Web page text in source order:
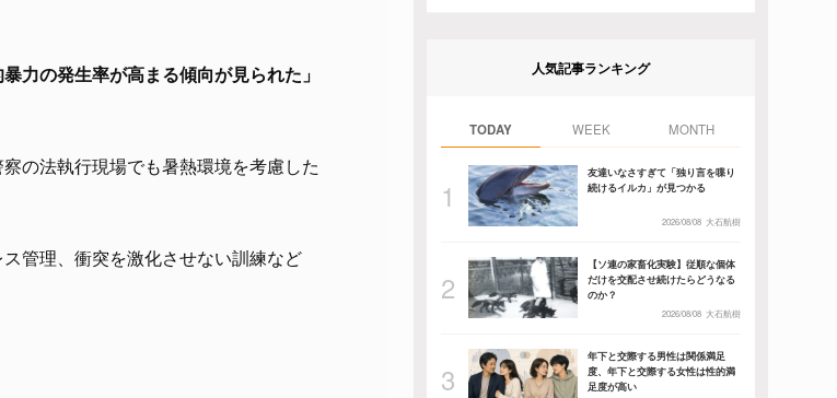
力の発生率が高まる傾向が見られた」
の法執行現場でも暑熱環境を考慮した
管理、衝突を激化させない訓練など
人気記事ランキング
TODAY WEEK MONTH
友達いなさすぎて「独り言を喋り
続けるイルカ」が見つかる
2026/08/08 大石航樹
【ソ連の家畜化実験】従順な個体
だけを交配させ続けたらどうなる
のか？
2026/08/08 大石航樹
年下と交際する男性は関係満足
度、年下と交際する女性は性的満
足度が高い